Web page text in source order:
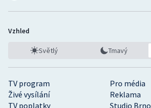
TV program
Pro média
Živé vysílání
Reklama
TV poplatky
Studio Brno
Vzhled
Světlý Tmavý